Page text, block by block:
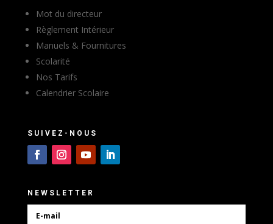
Mot du directeur
Règlement Intérieur
Manuels & Fournitures
Scolarité
Nos Tarifs
Calendrier Scolaire
SUIVEZ-NOUS
NEWSLETTER